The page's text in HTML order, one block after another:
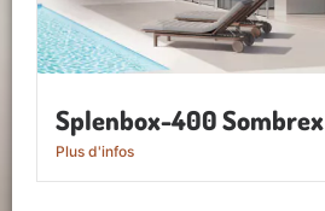
Splenbox-400 Sombrex
Plus d'infos